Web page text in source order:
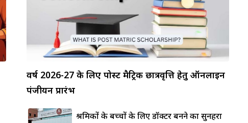
लोहे की
वर्ष 2026-27 के लिए पोस्ट मैट्रिक छात्रवृत्ति हेतु ऑनलाइन
पंजीयन प्रारंभ
श्रमिकों के बच्चों के लिए डॉक्टर बनने का सुनहरा